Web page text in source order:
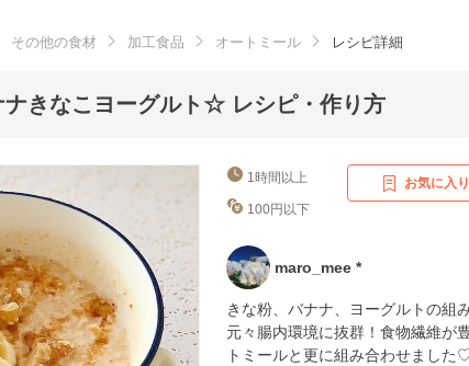
その他の食材 加工食品 オートミール レシピ詳細
ナきなこヨーグルト☆ レシピ・作り方
1時間以上
100円以下
お気に入
maro_mee *
きな粉、バナナ、ヨーグルトの組
元々腸内環境に抜群！食物繊維が
トミールと更に組み合わせました